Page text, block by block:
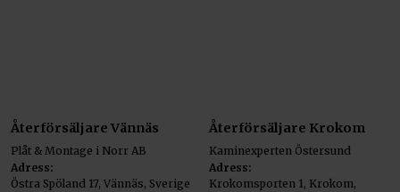
Återförsäljare Vännäs
Plåt & Montage i Norr AB
Adress:
Östra Spöland 17, Vännäs, Sverige
Återförsäljare Krokom
Kaminexperten Östersund
Adress:
Krokomsporten 1, Krokom,